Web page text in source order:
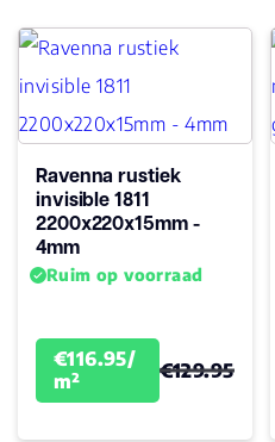
Ravenna rustiek
invisible 1811
2200x220x15mm -
4mm
Ruim op voorraad
€116.95/
m²
€129.95